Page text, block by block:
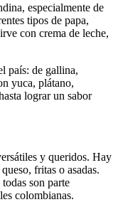
especialmente de
tipos de papa,
con crema de leche,
país: de gallina,
yuca, plátano,
lograr un sabor
y queridos. Hay
fritas o asadas.
son parte
colombianas.